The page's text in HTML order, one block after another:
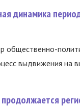
динамика
общественно-
выдвижения на